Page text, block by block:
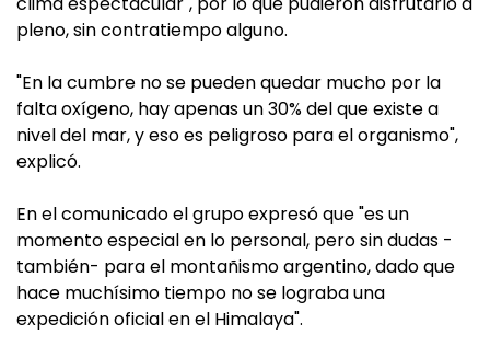
pleno, sin contratiempo alguno.
"En la cumbre no se pueden quedar mucho por la
falta oxígeno, hay apenas un 30% del que existe a
nivel del mar, y eso es peligroso para el organismo",
explicó.
En el comunicado el grupo expresó que "es un
momento especial en lo personal, pero sin dudas -
también- para el montañismo argentino, dado que
hace muchísimo tiempo no se lograba una
expedición oficial en el Himalaya".